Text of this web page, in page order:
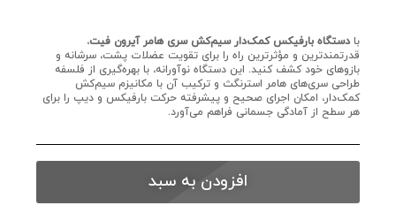
با دستگاه بارفیکس کمک‌دار سیم‌کش سری هامر آیرون فیت،
قدرتمندترین و مؤثرترین راه را برای تقویت عضلات پشت، سرشانه و
بازوهای خود کشف کنید. این دستگاه نوآورانه، با بهره‌گیری از فلسفه
طراحی سری‌های هامر استرنگث و ترکیب آن با مکانیزم سیم‌کش
کمک‌دار، امکان اجرای صحیح و پیشرفته حرکت بارفیکس و دیپ را برای
هر سطح از آمادگی جسمانی فراهم می‌آورد.
افزودن به سبد